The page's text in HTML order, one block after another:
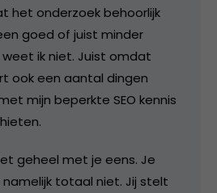
het onderzoek behoorlijk
goed of juist minder
ik niet. Juist omdat
ook een aantal dingen
mijn beperkte SEO kennis
geheel met je eens. Je
totaal niet. Jij stelt